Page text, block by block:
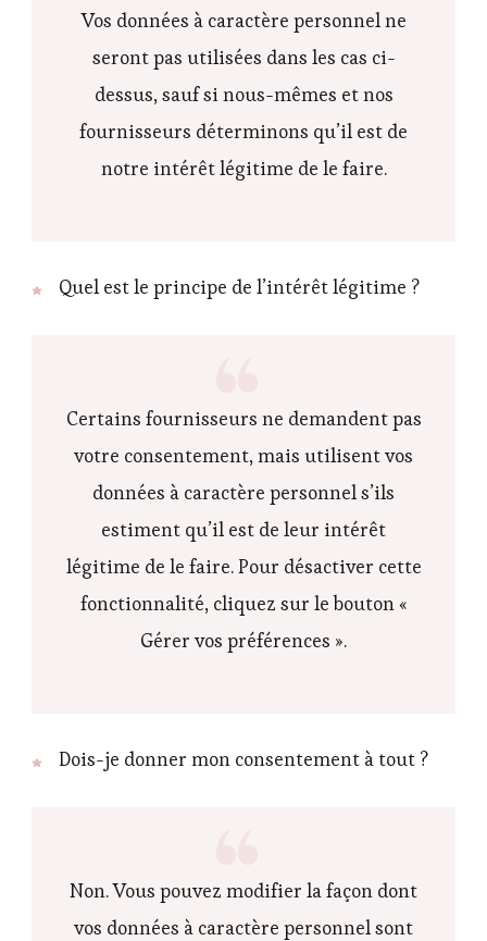
Vos données à caractère personnel ne
seront pas utilisées dans les cas ci-
dessus, sauf si nous-mêmes et nos
fournisseurs déterminons qu’il est de
notre intérêt légitime de le faire.
Quel est le principe de l’intérêt légitime ?
Certains fournisseurs ne demandent pas
votre consentement, mais utilisent vos
données à caractère personnel s’ils
estiment qu’il est de leur intérêt
légitime de le faire. Pour désactiver cette
fonctionnalité, cliquez sur le bouton «
Gérer vos préférences ».
Dois-je donner mon consentement à tout ?
Non. Vous pouvez modifier la façon dont
vos données à caractère personnel sont